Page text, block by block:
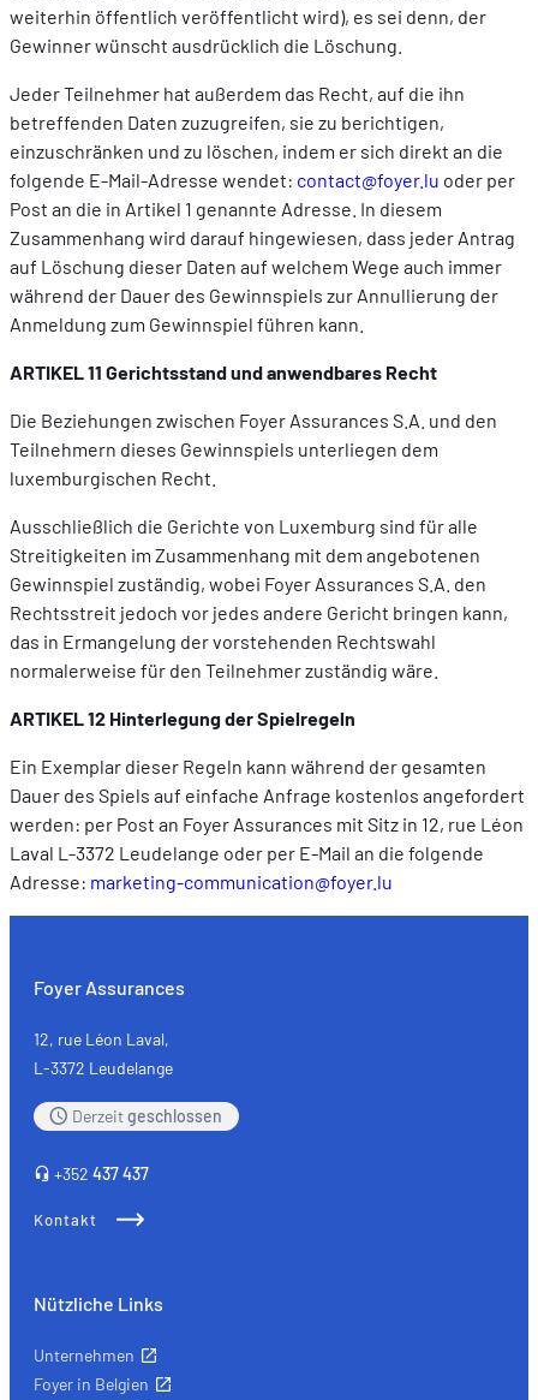
weiterhin öffentlich veröffentlicht wird), es sei denn, der
Gewinner wünscht ausdrücklich die Löschung.
Jeder Teilnehmer hat außerdem das Recht, auf die ihn
betreffenden Daten zuzugreifen, sie zu berichtigen,
einzuschränken und zu löschen, indem er sich direkt an die
folgende E-Mail-Adresse wendet: contact@foyer.lu oder per
Post an die in Artikel 1 genannte Adresse. In diesem
Zusammenhang wird darauf hingewiesen, dass jeder Antrag
auf Löschung dieser Daten auf welchem Wege auch immer
während der Dauer des Gewinnspiels zur Annullierung der
Anmeldung zum Gewinnspiel führen kann.
ARTIKEL 11 Gerichtsstand und anwendbares Recht
Die Beziehungen zwischen Foyer Assurances S.A. und den
Teilnehmern dieses Gewinnspiels unterliegen dem
luxemburgischen Recht.
Ausschließlich die Gerichte von Luxemburg sind für alle
Streitigkeiten im Zusammenhang mit dem angebotenen
Gewinnspiel zuständig, wobei Foyer Assurances S.A. den
Rechtsstreit jedoch vor jedes andere Gericht bringen kann,
das in Ermangelung der vorstehenden Rechtswahl
normalerweise für den Teilnehmer zuständig wäre.
ARTIKEL 12 Hinterlegung der Spielregeln
Ein Exemplar dieser Regeln kann während der gesamten
Dauer des Spiels auf einfache Anfrage kostenlos angefordert
werden: per Post an Foyer Assurances mit Sitz in 12, rue Léon
Laval L-3372 Leudelange oder per E-Mail an die folgende
Adresse: marketing-communication@foyer.lu
Foyer Assurances
12, rue Léon Laval,
L-3372 Leudelange
Derzeitgeschlossen
+352 437 437
Kontakt
Nützliche Links
Unternehmen
Foyer in Belgien